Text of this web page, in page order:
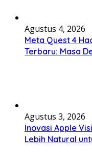
Agustus 4, 2026
Meta Quest 4
Terbaru: Masa
Agustus 3, 2026
Inovasi Apple
Lebih Natural